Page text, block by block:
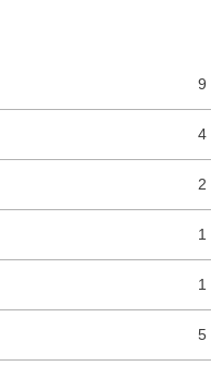
9
4
2
1
1
5